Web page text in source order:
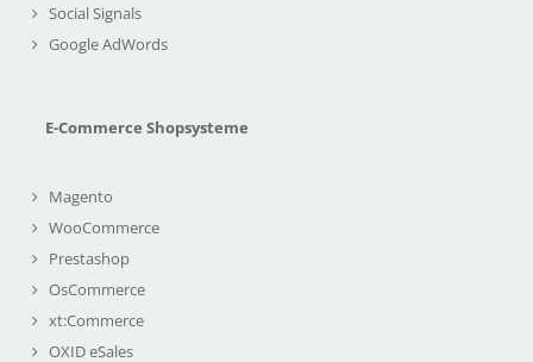
Social Signals
Google AdWords
E-Commerce Shopsysteme
Magento
WooCommerce
Prestashop
OsCommerce
xt:Commerce
OXID eSales